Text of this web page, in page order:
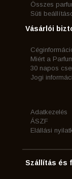
Összes
Süti
Vásárlói
Miért a
30 napos
Jogi
Adatkezelés
ÁSZF
Elállási
Szállítás és